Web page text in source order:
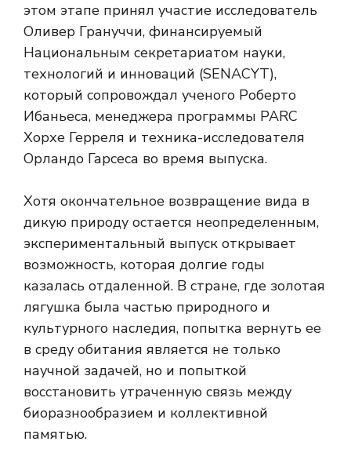
этом этапе принял участие исследователь
Оливер Грануччи, финансируемый
Национальным секретариатом науки,
технологий и инноваций (SENACYT),
который сопровождал ученого Роберто
Ибаньеса, менеджера программы PARC
Хорхе Герреля и техника-исследователя
Орландо Гарсеса во время выпуска.
Хотя окончательное возвращение вида в
дикую природу остается неопределенным,
экспериментальный выпуск открывает
возможность, которая долгие годы
казалась отдаленной. В стране, где золотая
лягушка была частью природного и
культурного наследия, попытка вернуть ее
в среду обитания является не только
научной задачей, но и попыткой
восстановить утраченную связь между
биоразнообразием и коллективной
памятью.